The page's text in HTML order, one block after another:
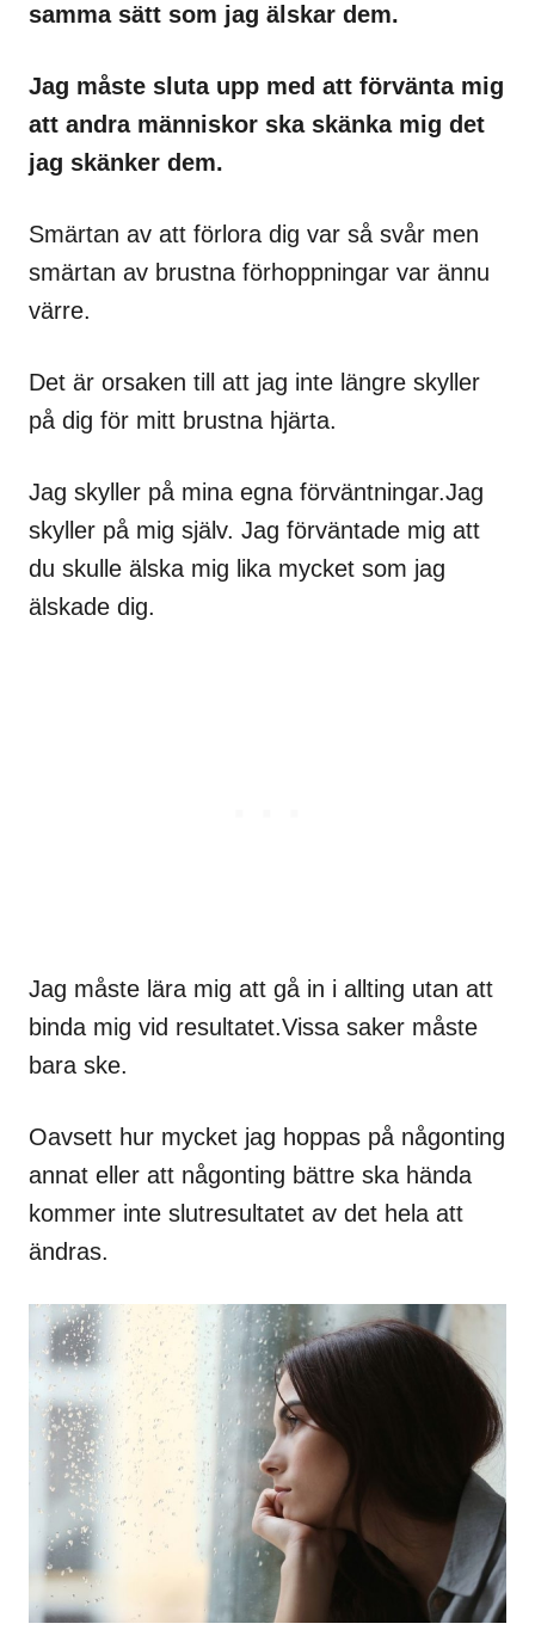
samma sätt som jag älskar dem.
Jag måste sluta upp med att förvänta mig
att andra människor ska skänka mig det
jag skänker dem.
Smärtan av att förlora dig var så svår men
smärtan av brustna förhoppningar var ännu
värre.
Det är orsaken till att jag inte längre skyller
på dig för mitt brustna hjärta.
Jag skyller på mina egna förväntningar.Jag
skyller på mig själv. Jag förväntade mig att
du skulle älska mig lika mycket som jag
älskade dig.
Jag måste lära mig att gå in i allting utan att
binda mig vid resultatet.Vissa saker måste
bara ske.
Oavsett hur mycket jag hoppas på någonting
annat eller att någonting bättre ska hända
kommer inte slutresultatet av det hela att
ändras.